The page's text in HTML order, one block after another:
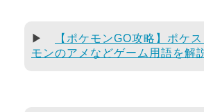
▶
【ポケモンGO攻略】ポケ
モンのアメなどゲーム用語を解